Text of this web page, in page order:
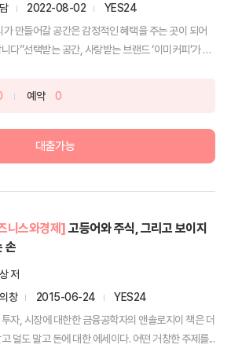
2022-08-02
YES24
가 만들어갈 공간은 감정적인 혜택을 주는 곳이 되어
다”선택받는 공간, 사랑받는 브랜드 ‘이미커피’가 전
예약 0
대출가능
니스와경제] 고등어와 주식, 그리고 보이지
손
저
창
2015-06-24
YES24
자, 시장에 대한한 금융공학자의 앤솔로지이 책은 더
고 덜도 말고 돈에 대한 에세이다. 어떤 거창한 주제를...